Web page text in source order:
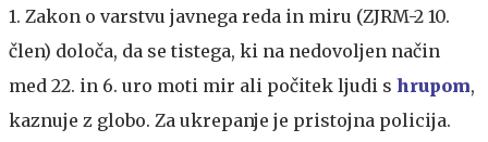
1. Zakon o varstvu javnega reda in miru (ZJRM-2 10.
člen) določa, da se tistega, ki na nedovoljen način
med 22. in 6. uro moti mir ali počitek ljudi s hrupom,
kaznuje z globo. Za ukrepanje je pristojna policija.